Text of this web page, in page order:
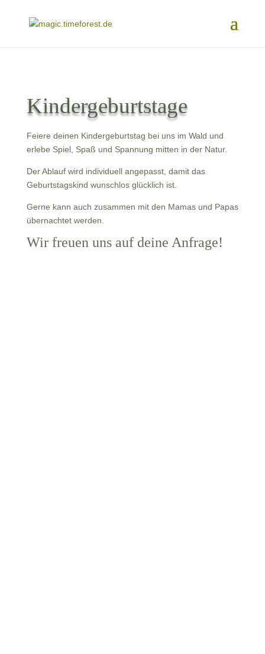
Kindergeburtstage
Feiere deinen Kindergeburtstag bei uns im Wald und
erlebe Spiel, Spaß und Spannung mitten in der Natur.
Der Ablauf wird individuell angepasst, damit das
Geburtstagskind wunschlos glücklich ist.
Gerne kann auch zusammen mit den Mamas und Papas
übernachtet werden.
Wir freuen uns auf deine Anfrage!